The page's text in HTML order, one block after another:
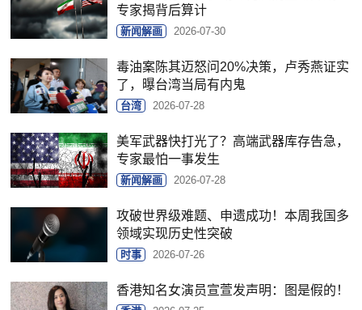
专家揭背后算计
新闻解画 2026-07-30
毒油案陈其迈怒问20%决策，卢秀燕证实
了，曝台湾当局有内鬼
台湾 2026-07-28
美军武器快打光了？高端武器库存告急，
专家最怕一事发生
新闻解画 2026-07-28
攻破世界级难题、申遗成功！本周我国多
领域实现历史性突破
时事 2026-07-26
香港知名女演员宣萱发声明：图是假的！